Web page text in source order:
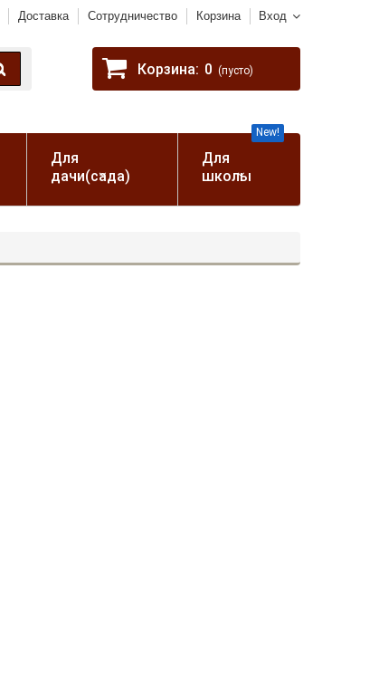
Вход
Доставка Сотрудничество Корзина
Корзина: 0 (пусто)
Для
дачи(сада)
Для
школы
New!